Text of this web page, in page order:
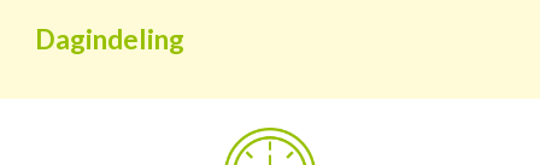
Dagindeling